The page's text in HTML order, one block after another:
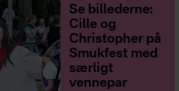
Se billederne:
Cille og
Christopher på
Smukfest med
særligt
vennepar